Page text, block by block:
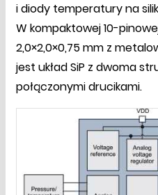
i diody temperatury na
W kompaktowej 10-
2,0×2,0×0,75 mm z
jest układ SiP z dwoma
połączonymi drucikami.